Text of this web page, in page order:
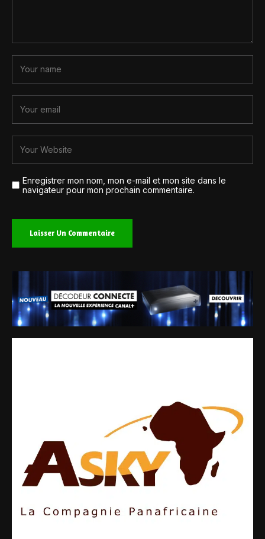
Enregistrer mon nom, mon e-mail et mon site dans le
navigateur pour mon prochain commentaire.